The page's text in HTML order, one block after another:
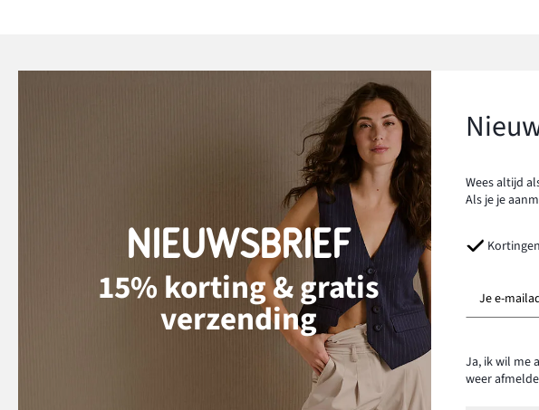
NIEUWSBRIEF
15% korting & gratis
verzending
Wees altijd
Als je je
Kortingen
Je e-
Ja, ik wil me
weer